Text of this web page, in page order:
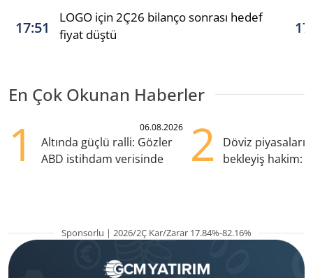
17:51
LOGO için 2Ç26 bilanço sonrası hedef
fiyat düştü
En Çok Okunan Haberler
1 06.08.2026
Altında güçlü ralli: Gözler
ABD istihdam verisinde
2
Döviz
bekleyiş hakim:
Sponsorlu | 2026/2Ç Kar/Zarar 17.84%-82.16%